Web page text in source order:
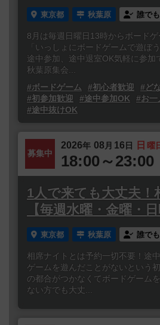
東京都 秋葉原 誰で
8月は毎週日曜日13時からボードゲ
「いっしょにボードゲームで遊ぼ
途中参加、途中退室OK気軽に参加
秋葉原集会...
#ボードゲーム
#初心者歓迎
#ど
#初参加歓迎
#途中参加OK
#お一
#途中抜けOK
募集中
2026年 08 月 16日 日 曜
18:00～23:00
1人で来ても大丈夫！
【毎週水曜・金曜・日
東京都 秋葉原 誰で
相席ナイトとは予約一切不要！途
ゲームを遊んだことがないという
の都合がつかなくてボードゲーム
ない方でも大丈...